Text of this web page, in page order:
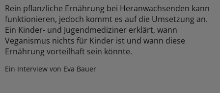
Rein pflanzliche Ernährung bei Heranwachsenden kann
funktionieren, jedoch kommt es auf die Umsetzung an.
Ein Kinder- und Jugendmediziner erklärt, wann
Veganismus nichts für Kinder ist und wann diese
Ernährung vorteilhaft sein könnte.
Ein Interview von Eva Bauer